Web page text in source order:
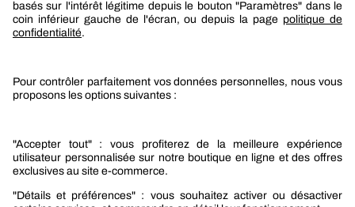
Boutique Berner
Boutique Berner Industry Services
Le groupe Berner
Nos produits
Sélection produits automobile
Sélection produits bâtiment